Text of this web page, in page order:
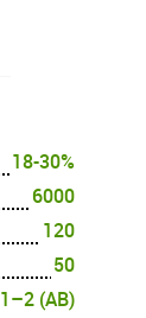
18-30%
6000
120
50
1–2 (AB)